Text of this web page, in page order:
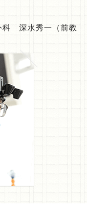
深水秀一（前教